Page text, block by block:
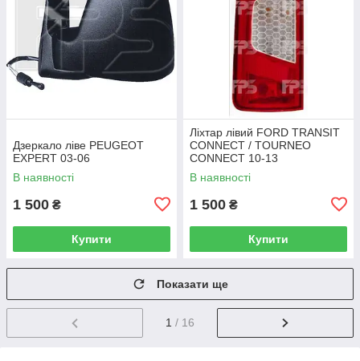
Дзеркало ліве PEUGEOT
EXPERT 03-06
В наявності
1 500 ₴
Купити
Ліхтар лівий FORD TRANSIT
CONNECT / TOURNEO
CONNECT 10-13
В наявності
1 500 ₴
Купити
Показати ще
1 / 16